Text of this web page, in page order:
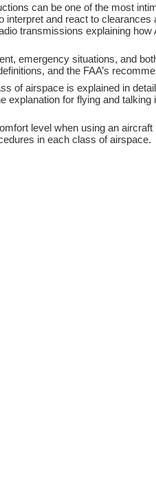
can be one of the most
and react to
transmissions explaining
emergency situations, and
and the FAA’s
of airspace is explained in
for flying and
level when using an
in each class of airspace.